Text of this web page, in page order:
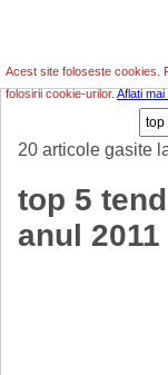
Acest site foloseste cookies.
folosirii cookie-urilor.Aflati mai
20 articole gasite
top 5
anul 2011